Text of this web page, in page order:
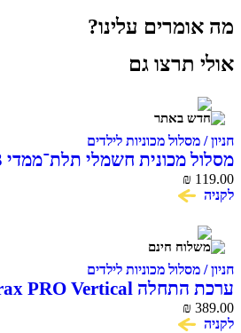
מה אומרים עלינו?
אולי תרצו גם
חניון / מסלול מכוניות לילדים
VERSATILE 3D TRACKCAR
₪ 119.00
לקניה
חניון / מסלול מכוניות לילדים
גולות תלת־ממדי Ravensburger
₪ 389.00
לקניה